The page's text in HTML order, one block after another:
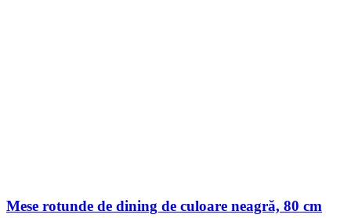
Mese rotunde de dining de culoare neagră, 80 cm